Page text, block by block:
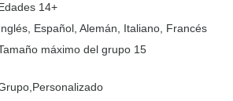
14+
Español, Alemán, Italiano, Francés
máximo del grupo 15
Personalizado